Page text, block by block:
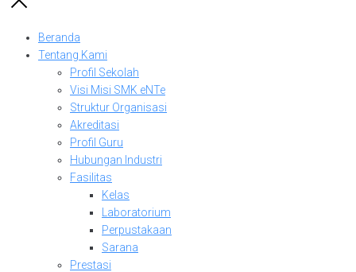
Beranda
Tentang Kami
Profil Sekolah
Visi Misi SMK eNTe
Struktur Organisasi
Akreditasi
Profil Guru
Hubungan Industri
Fasilitas
Kelas
Laboratorium
Perpustakaan
Sarana
Prestasi